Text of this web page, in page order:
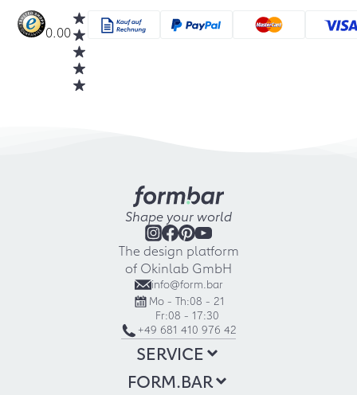
0.00
Shape your world
The design platform
of Okinlab GmbH
info@form.bar
Mo - Th:08 - 21
Fr:08 - 17:30
+49 681 410 976 42
SERVICE
FORM.BAR